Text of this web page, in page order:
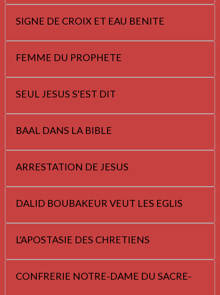
SIGNE DE CROIX ET EAU BENITE
FEMME DU PROPHETE
SEUL JESUS S'EST DIT
BAAL DANS LA BIBLE
ARRESTATION DE JESUS
DALID BOUBAKEUR VEUT LES EGLIS
L'APOSTASIE DES CHRETIENS
CONFRERIE NOTRE-DAME DU SACRE-